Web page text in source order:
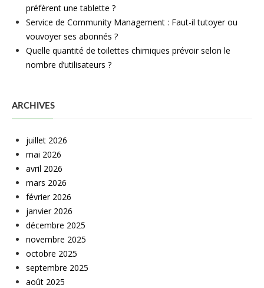
préfèrent une tablette ?
Service de Community Management : Faut-il tutoyer ou
vouvoyer ses abonnés ?
Quelle quantité de toilettes chimiques prévoir selon le
nombre d’utilisateurs ?
ARCHIVES
juillet 2026
mai 2026
avril 2026
mars 2026
février 2026
janvier 2026
décembre 2025
novembre 2025
octobre 2025
septembre 2025
août 2025